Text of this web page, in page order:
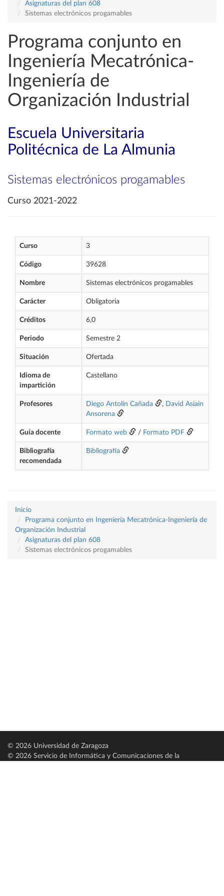
Asignaturas del plan 608
Sistemas electrónicos progamables
Programa conjunto en
Ingeniería Mecatrónica-
Ingeniería de
Organización Industrial
Escuela Universitaria
Politécnica de La Almunia
Sistemas electrónicos progamables
Curso 2021-2022
Curso 3
Código 39628
Nombre Sistemas electrónicos progamables
Carácter Obligatoria
Créditos 6,0
Periodo Semestre 2
Situación Ofertada
Idioma de
impartición
Castellano
Profesores Diego Antolín Cañada , David Asiain
Ansorena
Guía docente Formato web / Formato PDF
Bibliografía
recomendada
Bibliografía
Inicio
Programa conjunto en Ingeniería Mecatrónica-Ingeniería de
Organización Industrial
Asignaturas del plan 608
Sistemas electrónicos progamables
© 2026 Universidad de Zaragoza
© 2026 Servicio de Informática y Comunicaciones de la